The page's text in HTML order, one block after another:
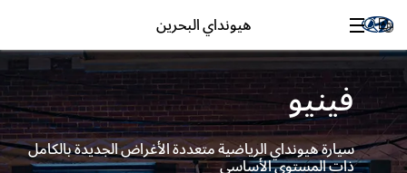
هيونداي البحرين
فينيو
سيارة هيونداي الرياضية متعددة الأغراض الجديدة بالكامل
ذات المستوى الأساسي